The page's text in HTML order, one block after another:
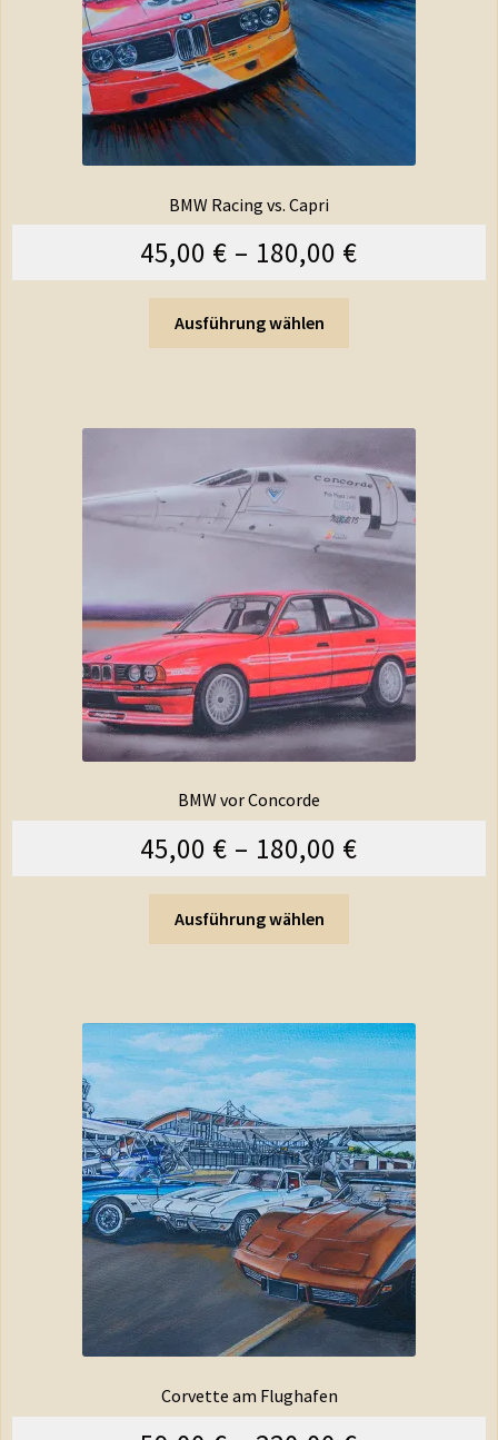
BMW Racing vs. Capri
45,00 € – 180,00 €
Ausführung wählen
BMW vor Concorde
45,00 € – 180,00 €
Ausführung wählen
Corvette am Flughafen